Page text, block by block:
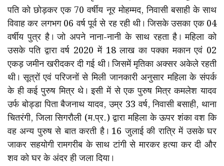
पति को छोड़कर एक 70 वर्षीय नूर मोहम्मद, निवासी बसाही के साथ
विवाह कर लगभग 06 वर्ष पूर्व से रह रही थी। जिसके उसका एक 04
वर्षीय पुत्र है। जो अपने नाना-नानी के साथ रहता है। महिला को
उसके पति द्वारा वर्ष 2020 में 18 लाख का पक्का मकान एवं 02
एकड़ जमीन खरीदकर दी गई थी। जिसमें मृतिका अक्सर अकेले रहती
थी। सूत्रों एवं परिजनों से मिली जानकारी अनुसार महिला के संपर्क
के ही कई पुरुष मित्र थे। इसी में से एक पुरुष मित्र कमलेश यादव
उर्फ बोड्डा पिता बैजनाथ यादव, उम्र 33 वर्ष, निवासी बसाही, थाना
चितरंगी, जिला सिगरौली (म.प्र.) द्वारा महिला के ऊपर शंका वश कि
वह अन्य पुरुष से बात करती है। 16 जुलाई की रात्रि में उसके घर
जाकर सहयोगी रामगरीब के साथ टांगी से मारकर हत्या कर दी और
शव को घर के अंदर ही जला दिया।